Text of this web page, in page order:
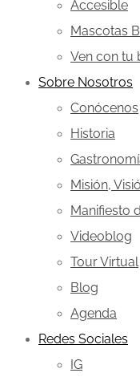
Accesible
Mascotas
Ven con tu
Sobre Nosotros
Conócenos
Historia
Misión,
Manifiesto
Videoblog
Tour Virtual
Blog
Agenda
Redes Sociales
IG